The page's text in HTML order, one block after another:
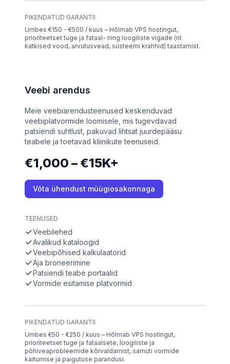
PIKENDATUD GARANTII
Umbes €150 - €500 / kuus – Hõlmab VPS hostingut,
prioriteetset tuge ja fataal- ning loogiliste vigade (nt
katkised vood, arvutusvead, süsteemi krahhid) taastamist.
Veebi arendus
Meie veebiarendusteenused keskenduvad
veebiplatvormide loomisele, mis tugevdavad
patsiendi suhtlust, pakuvad lihtsat juurdepääsu
teabele ja toetavad kliinikute teenuseid.
€1,000 – €15K+
Võta ühendust müügiosakonnaga
TEENUSED
Veebilehed
Avalikud kataloogid
Veebipõhised kalkulaatorid
Aja broneerimine
Patsiendi teabe portaalid
Vormide esitamise platvormid
PIKENDATUD GARANTII
Umbes €50 - €250 / kuus – Hõlmab VPS hostingut,
prioriteetset tuge ja fataalsete, loogiliste ja
põhiveaprobleemide kõrvaldamist, samuti vormide
käitumise ja paigutuse parandusi.